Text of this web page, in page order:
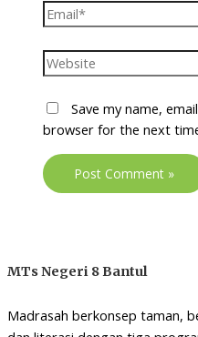
Email*
Website
Save my name,
browser for the next
MTs Negeri 8 Bantul
Madrasah berkonsep taman,